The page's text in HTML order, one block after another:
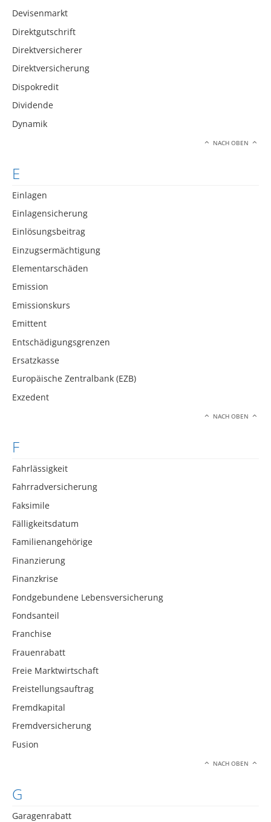
Devisenmarkt
Direktgutschrift
Direktversicherer
Direktversicherung
Dispokredit
Dividende
Dynamik
NACH OBEN
E
Einlagen
Einlagensicherung
Einlösungsbeitrag
Einzugsermächtigung
Elementarschäden
Emission
Emissionskurs
Emittent
Entschädigungsgrenzen
Ersatzkasse
Europäische Zentralbank (EZB)
Exzedent
NACH OBEN
F
Fahrlässigkeit
Fahrradversicherung
Faksimile
Fälligkeitsdatum
Familienangehörige
Finanzierung
Finanzkrise
Fondgebundene Lebensversicherung
Fondsanteil
Franchise
Frauenrabatt
Freie Marktwirtschaft
Freistellungsauftrag
Fremdkapital
Fremdversicherung
Fusion
NACH OBEN
G
Garagenrabatt